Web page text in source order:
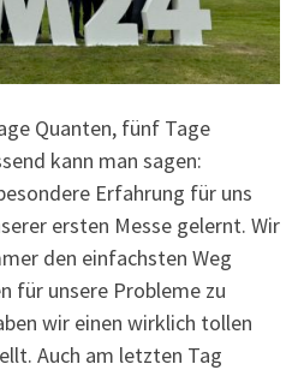
Quanten, fünf Tage
kann man sagen:
Erfahrung für uns
ersten Messe gelernt. Wir
den einfachsten Weg
für unsere Probleme zu
wir einen wirklich tollen
Auch am letzten Tag